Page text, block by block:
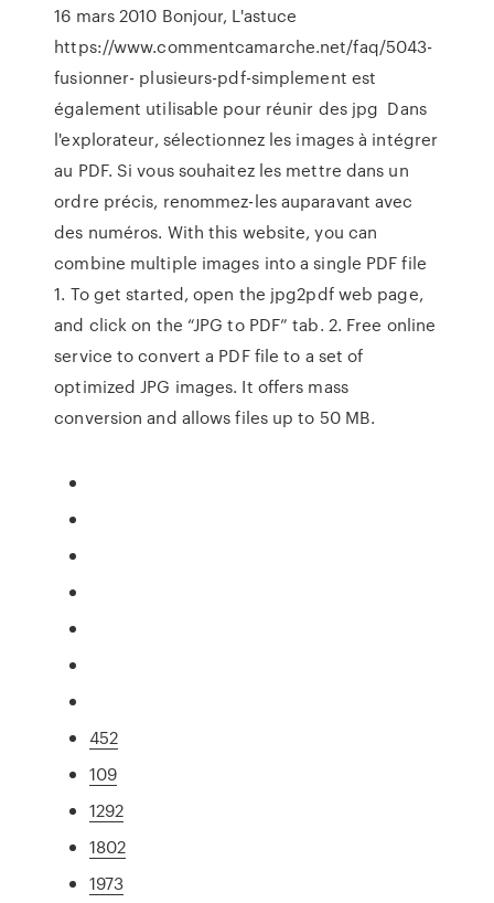
16 mars 2010 Bonjour, L'astuce
https://www.commentcamarche.net/faq/5043-
fusionner- plusieurs-pdf-simplement est
également utilisable pour réunir des jpg Dans
l'explorateur, sélectionnez les images à intégrer
au PDF. Si vous souhaitez les mettre dans un
ordre précis, renommez-les auparavant avec
des numéros. With this website, you can
combine multiple images into a single PDF file
1. To get started, open the jpg2pdf web page,
and click on the “JPG to PDF” tab. 2. Free online
service to convert a PDF file to a set of
optimized JPG images. It offers mass
conversion and allows files up to 50 MB.
452
109
1292
1802
1973